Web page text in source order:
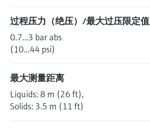
过程压力（绝压）/最大过压限定值
0.7...3 bar abs
(10...44 psi)
最大测量距离
Liquids: 8 m (26 ft),
Solids: 3.5 m (11 ft)